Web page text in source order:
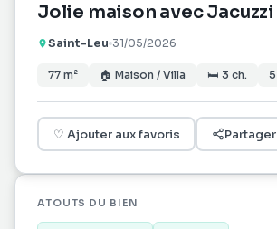
Jolie maison avec Jacuzzi
Saint-Leu 31/05/2026
77 m² 🏠 Maison / Villa 🛏 3 ch. 5
♡ Ajouter aux favoris Partager
ATOUTS DU BIEN